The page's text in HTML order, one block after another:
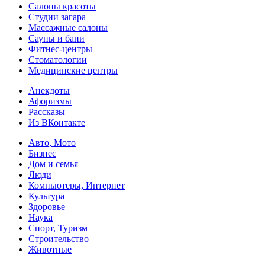
Салоны красоты
Студии загара
Массажные салоны
Сауны и бани
Фитнес-центры
Стоматологии
Медицинские центры
Анекдоты
Афоризмы
Рассказы
Из ВКонтакте
Авто, Мото
Бизнес
Дом и семья
Люди
Компьютеры, Интернет
Культура
Здоровье
Наука
Спорт, Туризм
Строительство
Животные